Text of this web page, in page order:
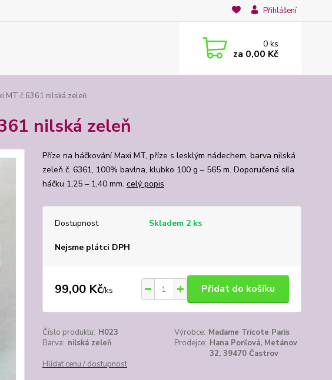
Přihlášení
0ks
za 0,00 Kč
MT č.6361 nilská zeleň
nilská zeleň
Příze na háčkování Maxi MT, příze s lesklým nádechem, barva nilská
zeleň č. 6361, 100% bavlna, klubko 100 g – 565 m. Doporučená síla
háčku 1,25 – 1,40 mm. celý popis
Dostupnost Skladem 2 ks
Nejsme plátci DPH
99,00 Kč/ks Přidat do košíku
Číslo produktu: H023 Výrobce: Madame Tricote Paris
Barva: nilská zeleň Prodejce: Hana Poršová, Metánov
32, 39470 Častrov
Hlídat cenu / dostupnost